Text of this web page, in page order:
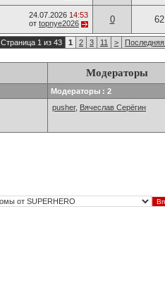
24.07.2026 14:53
от topnye2026 0 62
Страница 1 из 43 1 2 3 11 > Последняя
Модераторы
Модераторы : 2
pusher, Вячеслав Серёгин